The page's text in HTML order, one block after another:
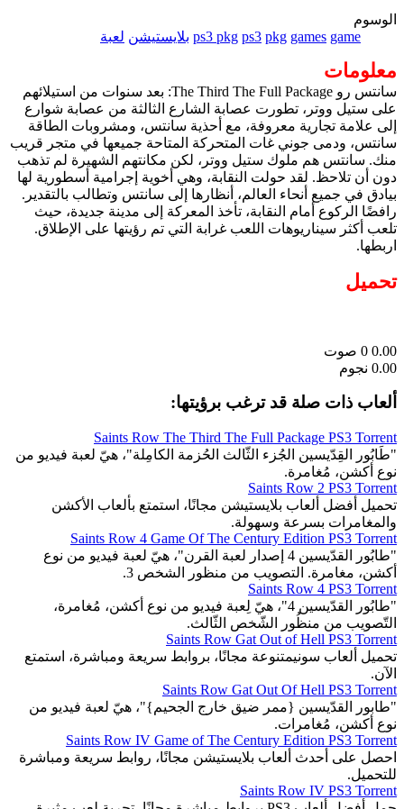
الوسوم
game
games
pkg
ps3
ps3 pkg بلايستيشن لعبة
معلومات
سانتس رو The Third The Full Package: بعد سنوات من استيلائهم
على ستيل ووتر، تطورت عصابة الشارع الثالثة من عصابة شوارع
إلى علامة تجارية معروفة، مع أحذية سانتس، ومشروبات الطاقة
سانتس، ودمى جوني غات المتحركة المتاحة جميعها في متجر قريب
منك. سانتس هم ملوك ستيل ووتر، لكن مكانتهم الشهيرة لم تذهب
دون أن تلاحظ. لقد حولت النقابة، وهي أخوية إجرامية أسطورية لها
بيادق في جميع أنحاء العالم، أنظارها إلى سانتس وتطالب بالتقدير.
رافضًا الركوع أمام النقابة، تأخذ المعركة إلى مدينة جديدة، حيث
تلعب أكثر سيناريوهات اللعب غرابة التي تم رؤيتها على الإطلاق.
اربطها.
تحميل
0.00
0 صوت
0.00 نجوم
ألعاب ذات صلة قد ترغب برؤيتها:
Saints Row The Third The Full Package PS3 Torrent
"طَابُور القِدّيسين الجُزء الثّالث الحُزمة الكامِلة"، هيّ لعبة فيديو من
نوع أكشن، مُغامرة.
Saints Row 2 PS3 Torrent
تحميل أفضل ألعاب بلايستيشن مجانًا، استمتع بألعاب الأكشن
والمغامرات بسرعة وسهولة.
Saints Row 4 Game Of The Century Edition PS3 Torrent
"طابُور القدّيسين 4 إصدار لعبة القرن"، هيّ لعبة فيديو من نوع
أكشن، مغامرة. التصويب من منظور الشخص 3.
Saints Row 4 PS3 Torrent
"طابُور القدّيسين 4"، هيّ لِعبة فيديو من نوع أكشن، مُغامرة،
التّصويب من منظُور الشّخص الثّالث.
Saints Row Gat Out of Hell PS3 Torrent
تحميل ألعاب سونيمتنوعة مجانًا، بروابط سريعة ومباشرة، استمتع
الآن.
Saints Row Gat Out Of Hell PS3 Torrent
"طابور القدّيسين {ممر ضيق خارج الجحيم}"، هيّ لعبة فيديو من
نوع أكشن، مُغامرات.
Saints Row IV Game of The Century Edition PS3 Torrent
احصل على أحدث ألعاب بلايستيشن مجانًا، روابط سريعة ومباشرة
للتحميل.
Saints Row IV PS3 Torrent